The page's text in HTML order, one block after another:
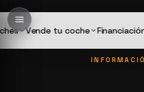
Vende tu coche